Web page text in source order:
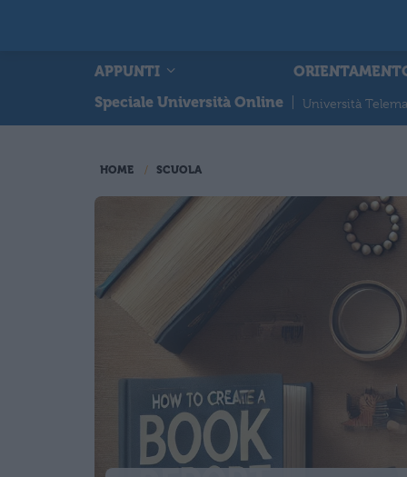
APPUNTI
Speciale Università Online
Università
HOME SCUOLA